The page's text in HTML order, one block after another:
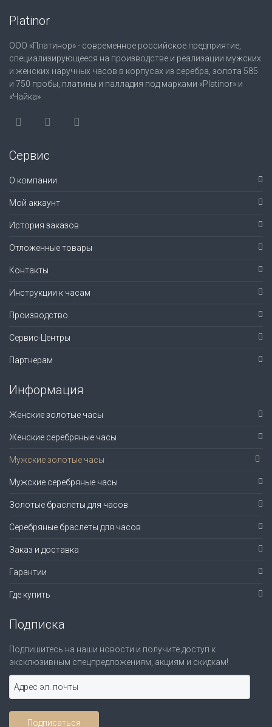
Platinor
ООО «Платинор» - современное российское предприятие,
специализирующееся на производстве и реализации мужских
и женских наручных часов в корпусах из серебра, золота 585
и 750 пробы, платины и палладия под марками «Platinor» и
«Чайка»
Сервис
О компании
Мой аккаунт
История заказов
Отложенные товары
Контакты
Инструкции к часам
Производство
Сервис-Центры
Партнерам
Информация
Женские золотые часы
Женские серебряные часы
Мужские золотые часы
Мужские серебряные часы
Золотые браслеты для часов
Серебряные браслеты для часов
Заказ и доставка
Гарантии
Где купить
Подписка
Подпишитесь на наши новости и получите доступ к
эксклюзивным спецпредложениям, акциям и скидкам!